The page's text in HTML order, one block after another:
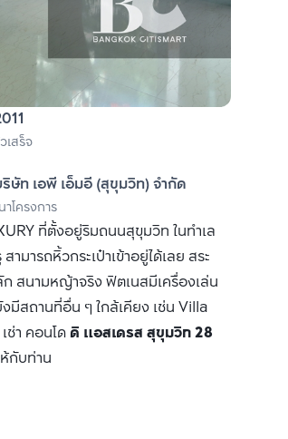
เสร็จ
ษัท เอพี เอ็มอี (สุขุมวิท) จำกัด
โครงการ
ที่ตั้งอยู่ริมถนนสุขุมวิท ในทำเล
ารถหิ้วกระเป๋าเข้าอยู่ได้เลย สระ
สนามหญ้าจริง ฟิตเนสมีเครื่องเล่น
สถานที่อื่น ๆ ใกล้เคียง เช่น Villa
า คอนโดดิ แอสเดรส สุขุมวิท 28
กับท่าน